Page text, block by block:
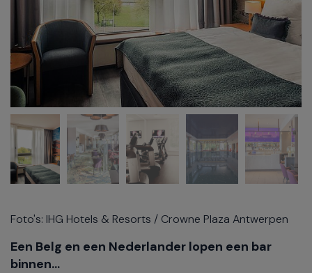
Foto's: IHG Hotels & Resorts / Crowne Plaza Antwerpen
Een Belg en een Nederlander lopen een bar
binnen...